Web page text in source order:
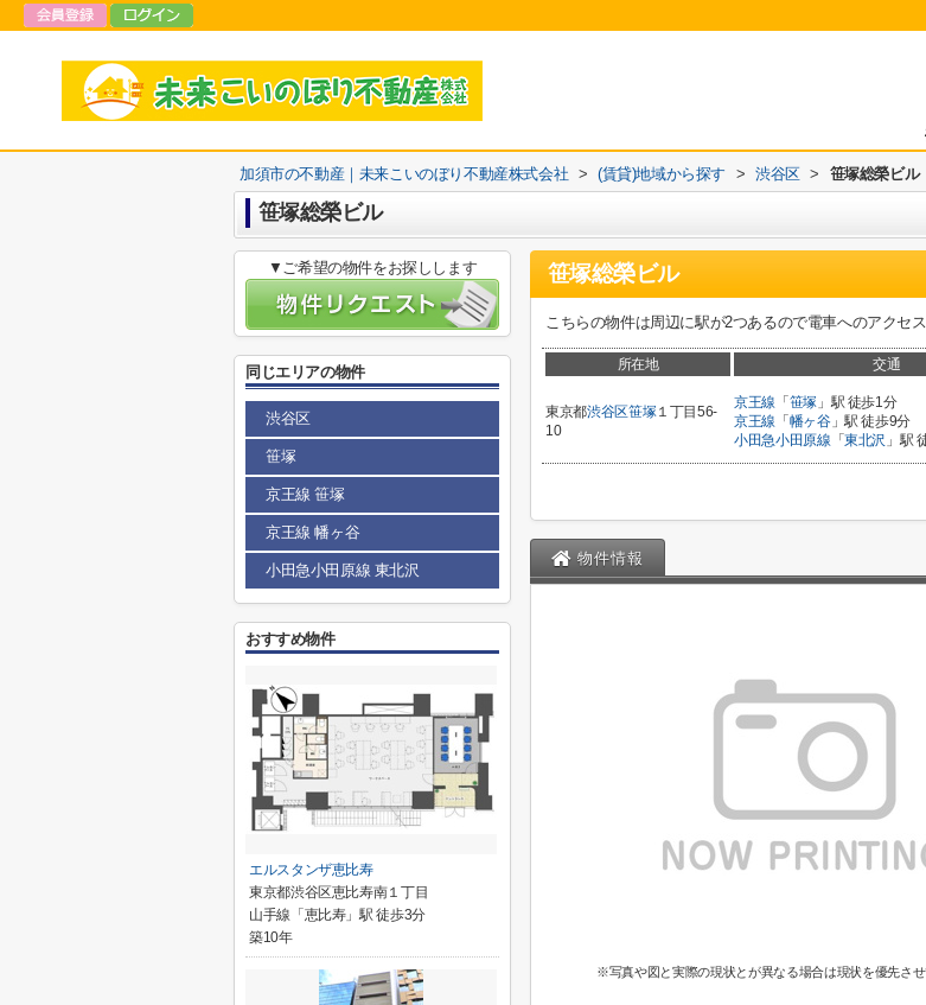
加須市の不動産｜未来こいのぼり不動産株式会社 > (賃貸)地域から探す > 渋谷区 > 笹塚総榮ビル
笹塚総榮ビル
笹塚総榮ビル
こちらの物件は周辺に駅が2つあるので電車へのアクセ
所在地 交通
東京都渋谷区笹塚１丁目56-
10
京王線 「 笹塚」駅 徒歩1分
京王線 「 幡ヶ谷」駅 徒歩9分
小田急小田原線 「東北沢 」駅
物件情報
※写真や図と実際の現状とが異なる場合は現状を優先さ
▼ご希望の物件をお探しします
同じエリアの物件
渋谷区
笹塚
京王線 笹塚
京王線 幡ヶ谷
小田急小田原線 東北沢
おすすめ物件
エルスタンザ恵比寿
東京都渋谷区恵比寿南１丁目
山手線「恵比寿」駅 徒歩3分
築10年